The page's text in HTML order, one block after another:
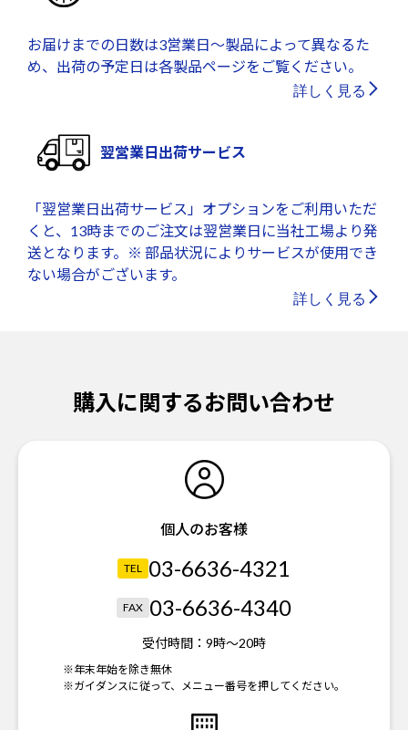
お届けまでの日数は3営業日～製品によって異なるた
め、出荷の予定日は各製品ページをご覧ください。
詳しく見る
翌営業日出荷サービス
「翌営業日出荷サービス」オプションをご利用いただ
くと、13時までのご注文は翌営業日に当社工場より発
送となります。※ 部品状況によりサービスが使用でき
ない場合がございます。
詳しく見る
購入に関するお問い合わせ
個人のお客様
TEL 03-6636-4321
FAX 03-6636-4340
受付時間： 9時～20時
※年末年始を除き無休
※ガイダンスに従って、メニュー番号を押してください。